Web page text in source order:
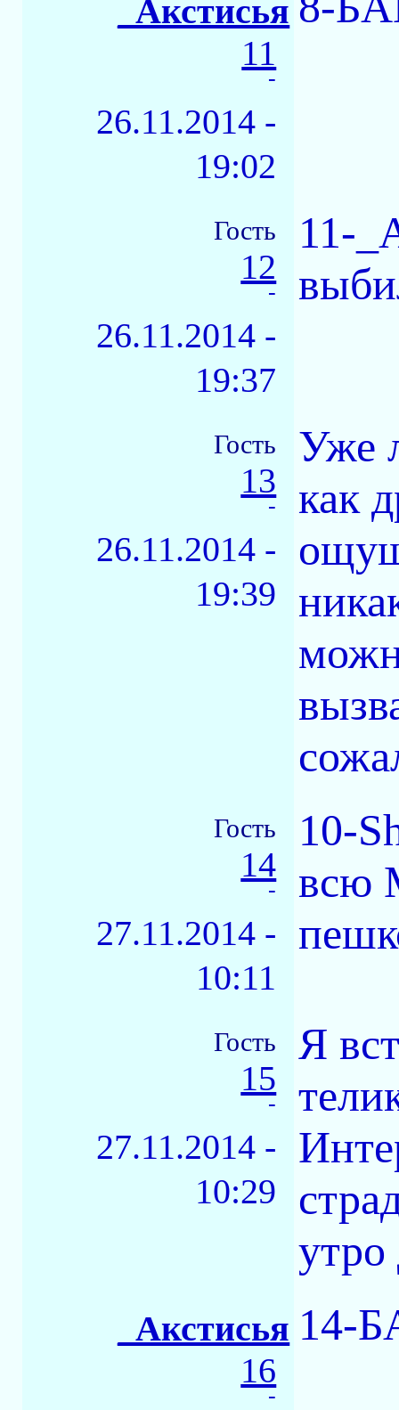
_Акстисья
11
-
26.11.2014 -
19:02
Гость
12
-
26.11.2014 -
19:37
11-
Гость
13
-
26.11.2014 -
19:39
Уже
как
Гость
14
-
27.11.2014 -
10:11
10-
всю
Гость
15
-
27.11.2014 -
10:29
Я
_Акстисья
16
-
14-